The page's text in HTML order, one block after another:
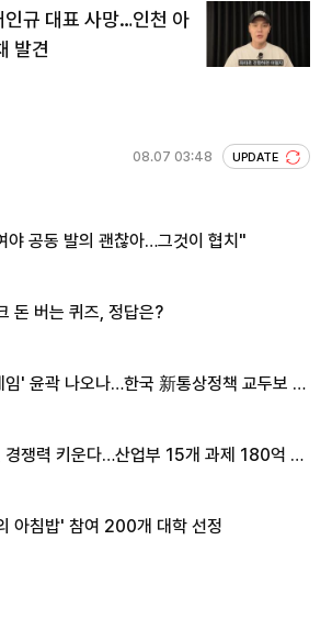
인규 대표 사망…인천 아
발견
08.07 03:48 UPDATE
공동 발의 괜찮아…그것이 협치"
돈 버는 퀴즈, 정답은?
임' 윤곽 나오나…한국 新통상정책 교두보 활
경쟁력 키운다…산업부 15개 과제 180억 지
아침밥' 참여 200개 대학 선정